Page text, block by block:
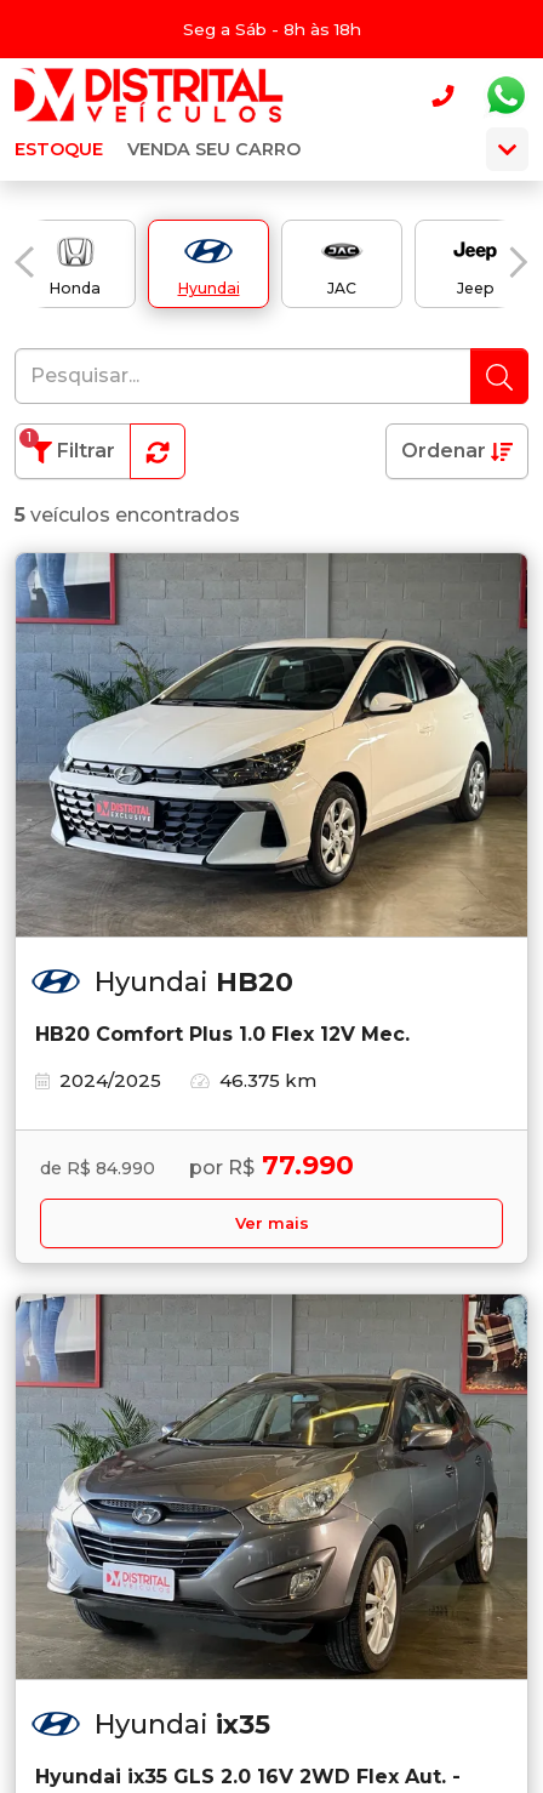
Seg a Sáb - 8h às 18h
ESTOQUE VENDA SEU CARRO
Honda Hyundai JAC Jeep
Filtrar
1
Ordenar
5 veículos encontrados
Hyundai HB20
HB20 Comfort Plus 1.0 Flex 12V Mec.
2024/2025
46.375 km
de R$ 84.990 por R$ 77.990
Ver mais
Hyundai ix35
Hyundai ix35 GLS 2.0 16V 2WD Flex Aut. -